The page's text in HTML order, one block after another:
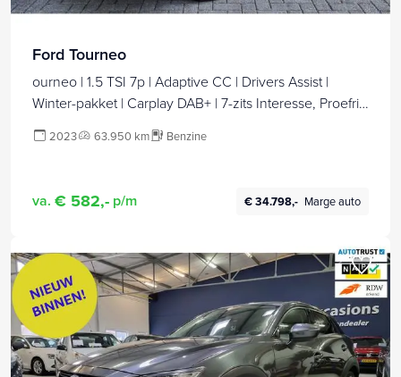
Ford Tourneo
ourneo | 1.5 TSI 7p | Adaptive CC | Drivers Assist |
Winter-pakket | Carplay DAB+ | 7-zits Interesse, Proefrit?
2023 63.950 km Benzine
va. € 582,- p/m € 34.798,- Marge auto